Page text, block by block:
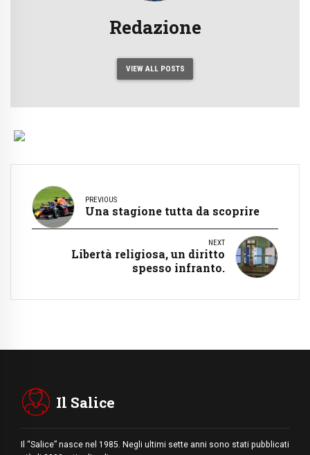
Redazione
VIEW ALL POSTS
PREVIOUS
Una stagione tutta da scoprire
NEXT
Libertà religiosa, un diritto
spesso infranto.
Il Salice
Il “Salice” nasce nel 1985. Negli ultimi sette anni sono stati pubblicati